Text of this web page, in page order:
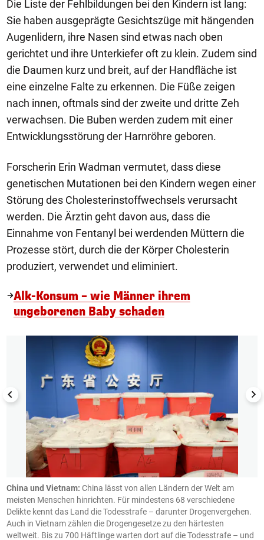
Die Liste der Fehlbildungen bei den Kindern ist lang:
Sie haben ausgeprägte Gesichtszüge mit hängenden
Augenlidern, ihre Nasen sind etwas nach oben
gerichtet und ihre Unterkiefer oft zu klein. Zudem sind
die Daumen kurz und breit, auf der Handfläche ist
eine einzelne Falte zu erkennen. Die Füße zeigen
nach innen, oftmals sind der zweite und dritte Zeh
verwachsen. Die Buben werden zudem mit einer
Entwicklungsstörung der Harnröhre geboren.
Forscherin Erin Wadman vermutet, dass diese
genetischen Mutationen bei den Kindern wegen einer
Störung des Cholesterinstoffwechsels verursacht
werden. Die Ärztin geht davon aus, dass die
Einnahme von Fentanyl bei werdenden Müttern die
Prozesse stört, durch die der Körper Cholesterin
produziert, verwendet und eliminiert.
Alk-Konsum – wie Männer ihrem
ungeborenen Baby schaden
1/5
China und Vietnam: China lässt von allen Ländern der Welt am
meisten Menschen hinrichten. Für mindestens 68 verschiedene
Delikte kennt das Land die Todesstrafe – darunter Drogenvergehen.
Auch in Vietnam zählen die Drogengesetze zu den härtesten
weltweit. Bis zu 700 Häftlinge warten dort auf die Todesstrafe – und